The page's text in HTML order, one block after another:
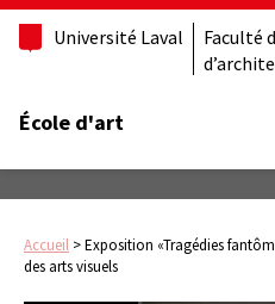
Université Laval
Faculté
École d'art
Accueil >Exposition «Tragédies
des arts visuels